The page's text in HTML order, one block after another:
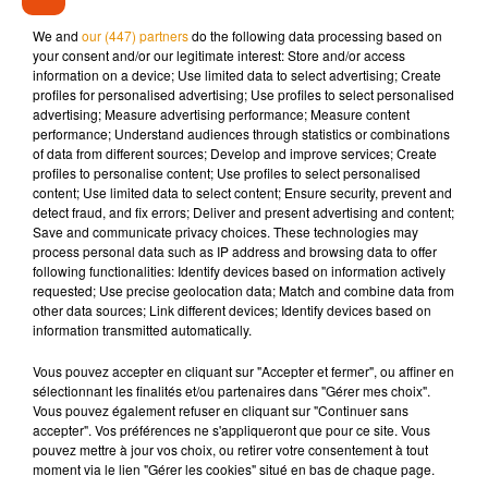
professionnels du secteur, on reste sceptique car les
résultats de ce type de dispositif ne sont pas encore connus.
Musique
7 août 2026
Madonna sort enfin le remix de « Love
Sensation » avec Kylie Minogue
7 août 2026
Angèle et Amélie Lens dévoilent leur
collaboration tant attendue
We and our (447) partnersdo the following data processing based on
your consent and/or our legitimate interest: Store and/or access
information on a device; Use limited data to select advertising; Create
profiles for personalised advertising; Use profiles to select personalised
advertising; Measure advertising performance; Measure content
performance; Understand audiences through statistics or combinations
of data from different sources; Develop and improve services; Create
profiles to personalise content; Use profiles to select personalised
content; Use limited data to select content; Ensure security, prevent and
detect fraud, and fix errors; Deliver and present advertising and content;
Save and communicate privacy choices. These technologies may
process personal data such as IP address and browsing data to offer
following functionalities: Identify devices based on information actively
requested; Use precise geolocation data; Match and combine data from
other data sources; Link different devices; Identify devices based on
information transmitted automatically.
Vous pouvez accepter en cliquant sur "Accepter et fermer", ou affiner en
sélectionnant les finalités et/ou partenaires dans "Gérer mes choix".
Vous pouvez également refuser en cliquant sur "Continuer sans
accepter". Vos préférences ne s'appliqueront que pour ce site. Vous
pouvez mettre à jour vos choix, ou retirer votre consentement à tout
moment via le lien "Gérer les cookies" situé en bas de chaque page.